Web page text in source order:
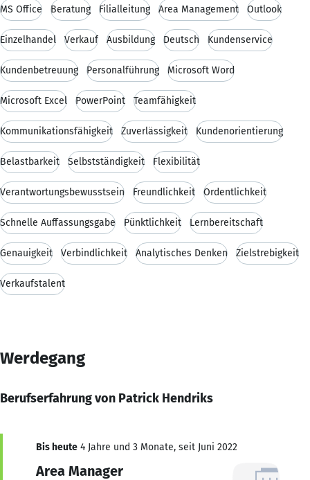
MS Office Beratung Filialleitung Area Management Outlook
Einzelhandel Verkauf Ausbildung Deutsch Kundenservice
Kundenbetreuung Personalführung Microsoft Word
Microsoft Excel PowerPoint Teamfähigkeit
Kommunikationsfähigkeit Zuverlässigkeit Kundenorientierung
Belastbarkeit Selbstständigkeit Flexibilität
Verantwortungsbewusstsein Freundlichkeit Ordentlichkeit
Schnelle Auffassungsgabe Pünktlichkeit Lernbereitschaft
Genauigkeit Verbindlichkeit Analytisches Denken Zielstrebigkeit
Verkaufstalent
Werdegang
Berufserfahrung von Patrick Hendriks
Bis heute 4 Jahre und 3 Monate, seit Juni 2022
Area Manager